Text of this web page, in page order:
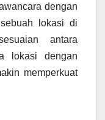
dengan
lokasi di
antara
lokasi dengan
memperkuat